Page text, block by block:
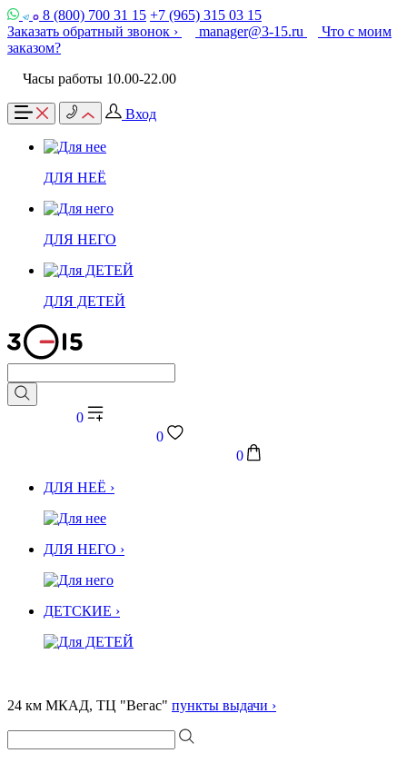
8 (800) 700 31 15 +7 (965) 315 03 15
Заказать обратный звонок ›
manager@3-15.ru
Что с моим
заказом?
Часы работы 10.00-22.00
Вход
ДЛЯ НЕЁ
ДЛЯ НЕГО
ДЛЯ ДЕТЕЙ
0
0
0
ДЛЯ НЕЁ ›
ДЛЯ НЕГО ›
ДЕТСКИЕ ›
24 км МКАД, ТЦ "Вегас" пункты выдачи ›